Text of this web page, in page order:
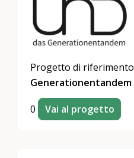
Progetto di riferimento
Generationentandem
0 Vai al progetto